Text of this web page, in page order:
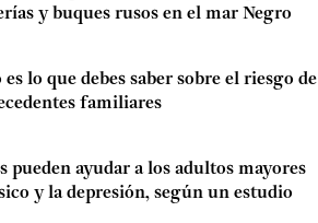
y buques rusos en el mar Negro
lo que debes saber sobre el riesgo de
familiares
pueden ayudar a los adultos mayores
y la depresión, según un estudio